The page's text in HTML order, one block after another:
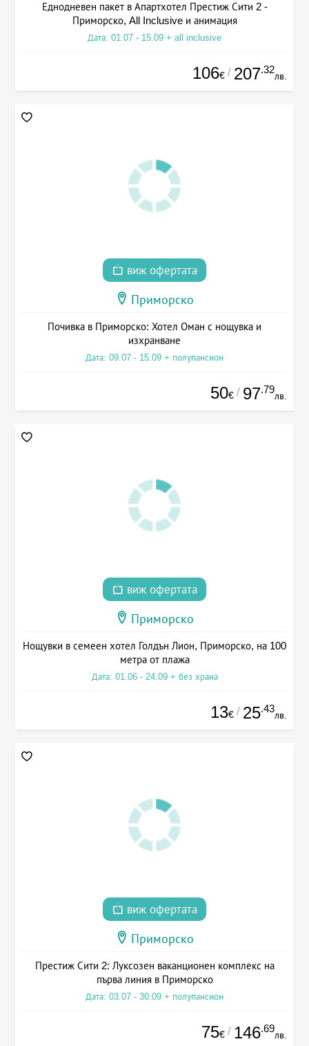
Еднодневен пакет в Апартхотел Престиж Сити 2 -
Приморско, All Inclusive и анимация
Дата: 01.07 - 15.09 + all inclusive
106€ / 207.32
лв.
виж офертата
Приморско
Почивка в Приморско: Хотел Оман с нощувка и
изхранване
Дата: 09.07 - 15.09 + полупансион
50€ / 97.79
лв.
виж офертата
Приморско
Нощувки в семеен хотел Голдън Лион, Приморско, на 100
метра от плажа
Дата: 01.06 - 24.09 + без храна
13€ / 25.43
лв.
виж офертата
Приморско
Престиж Сити 2: Луксозен ваканционен комплекс на
първа линия в Приморско
Дата: 03.07 - 30.09 + полупансион
75€ / 146.69
лв.